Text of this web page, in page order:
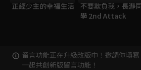
正經少主的幸福生活
不要欺負我，長瀞
學 2nd Attack
留言功能正在升級改版中！邀請你填寫
一起共創新版留言功能！